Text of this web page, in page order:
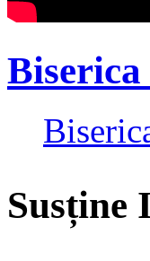
Susține